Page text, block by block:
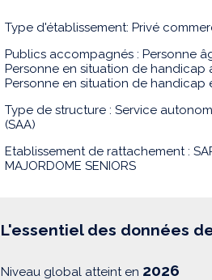
Type d'établissement: Privé
Publics accompagnés : Personne
Personne en situation de handicap
Personne en situation de handicap
Type de structure : Service
(SAA)
Etablissement de rattachement :
MAJORDOME SENIORS
L'essentiel des données
Niveau global atteint en 2026